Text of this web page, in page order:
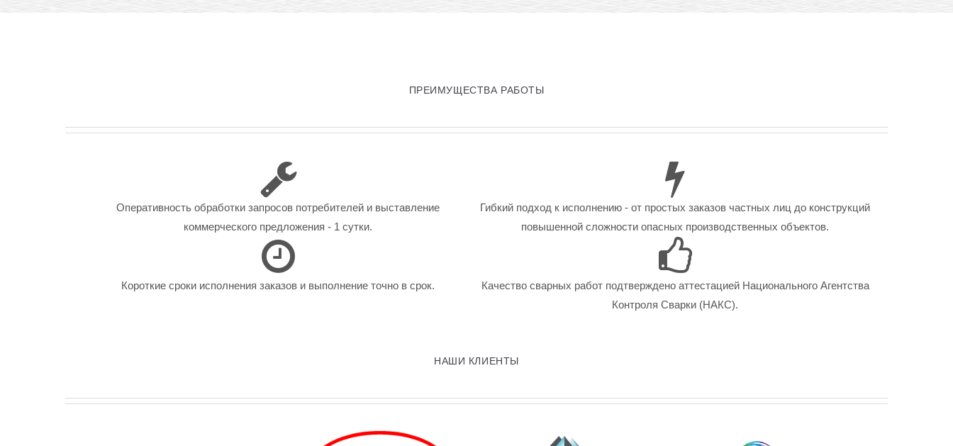
ПРЕИМУЩЕСТВА РАБОТЫ
Оперативность обработки запросов потребителей и выставление
коммерческого предложения - 1 сутки.
Гибкий подход к исполнению - от простых заказов частных лиц до конструкций
повышенной сложности опасных производственных объектов.
Короткие сроки исполнения заказов и выполнение точно в срок.
Качество сварных работ подтверждено аттестацией Национального Агентства
Контроля Сварки (НАКС).
НАШИ КЛИЕНТЫ